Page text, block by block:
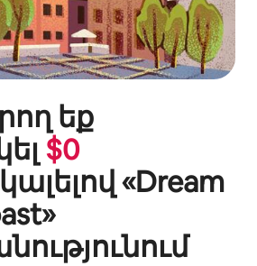
եք
$0
«Dream
»